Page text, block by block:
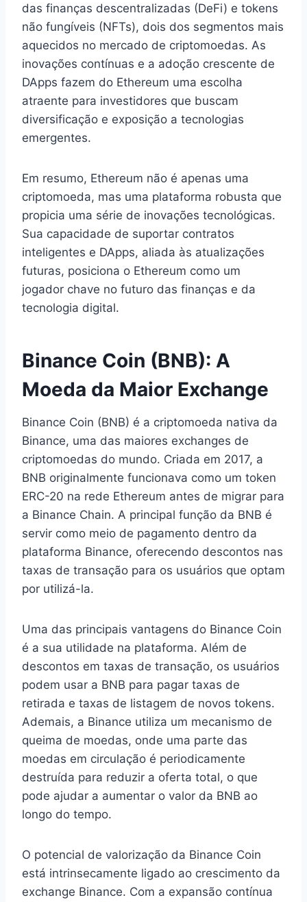
das finanças descentralizadas (DeFi) e tokens
não fungíveis (NFTs), dois dos segmentos mais
aquecidos no mercado de criptomoedas. As
inovações contínuas e a adoção crescente de
DApps fazem do Ethereum uma escolha
atraente para investidores que buscam
diversificação e exposição a tecnologias
emergentes.
Em resumo, Ethereum não é apenas uma
criptomoeda, mas uma plataforma robusta que
propicia uma série de inovações tecnológicas.
Sua capacidade de suportar contratos
inteligentes e DApps, aliada às atualizações
futuras, posiciona o Ethereum como um
jogador chave no futuro das finanças e da
tecnologia digital.
Binance Coin (BNB): A
Moeda da Maior Exchange
Binance Coin (BNB) é a criptomoeda nativa da
Binance, uma das maiores exchanges de
criptomoedas do mundo. Criada em 2017, a
BNB originalmente funcionava como um token
ERC-20 na rede Ethereum antes de migrar para
a Binance Chain. A principal função da BNB é
servir como meio de pagamento dentro da
plataforma Binance, oferecendo descontos nas
taxas de transação para os usuários que optam
por utilizá-la.
Uma das principais vantagens do Binance Coin
é a sua utilidade na plataforma. Além de
descontos em taxas de transação, os usuários
podem usar a BNB para pagar taxas de
retirada e taxas de listagem de novos tokens.
Ademais, a Binance utiliza um mecanismo de
queima de moedas, onde uma parte das
moedas em circulação é periodicamente
destruída para reduzir a oferta total, o que
pode ajudar a aumentar o valor da BNB ao
longo do tempo.
O potencial de valorização da Binance Coin
está intrinsecamente ligado ao crescimento da
exchange Binance. Com a expansão contínua